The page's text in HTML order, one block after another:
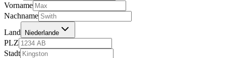
Vorname
Nachname
Land
Niederlande
PLZ
Stadt